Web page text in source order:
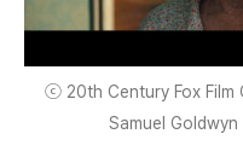
ⓒ 20th Century Fox Film
Samuel